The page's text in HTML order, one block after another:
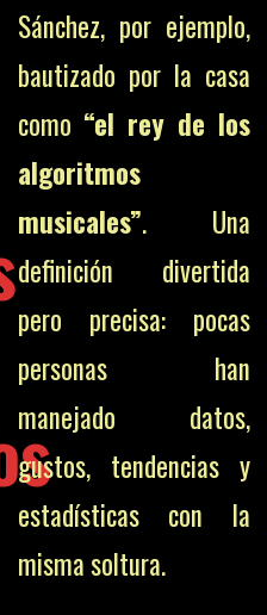
Sánchez, por ejemplo,
bautizado por la casa
como “el rey de los
algoritmos
musicales”. Una
definición divertida
pero precisa: pocas
personas han
manejado datos,
gustos, tendencias y
estadísticas con la
misma soltura.